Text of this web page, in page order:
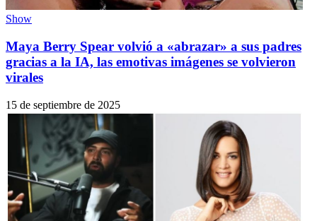
Show
Maya Berry Spear volvió a «abrazar» a sus padres
gracias a la IA, las emotivas imágenes se volvieron
virales
15 de septiembre de 2025